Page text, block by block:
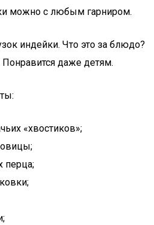
можно с любым гарниром.
индейки. Что это за блюдо?
даже детям.
«хвостиков»;
перца;